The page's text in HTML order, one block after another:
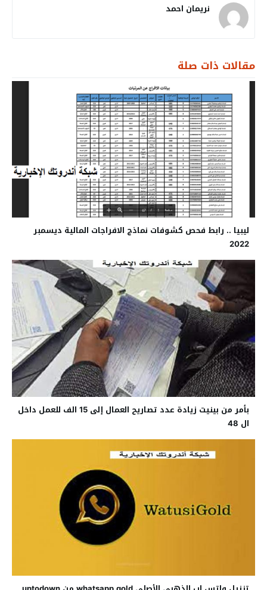
نريمان احمد
مقالات ذات صلة
ليبيا .. رابط فحص كشوفات نماذج الافراجات المالية ديسمبر
2022
بأمر من بينيت زيادة عدد تصاريح العمال إلى 15 الف للعمل داخل
ال 48